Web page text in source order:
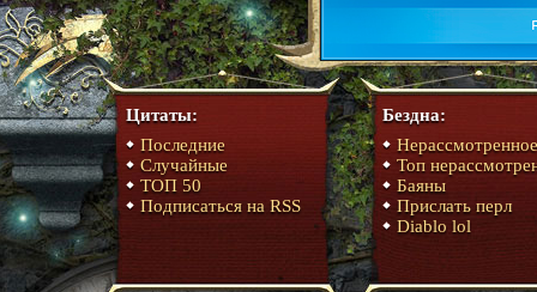
Цитаты:
Последние
Случайные
ТОП 50
Подписаться на RSS
Бездна:
Нерассмотренное
Топ
Баяны
Прислать перл
Diablo lol